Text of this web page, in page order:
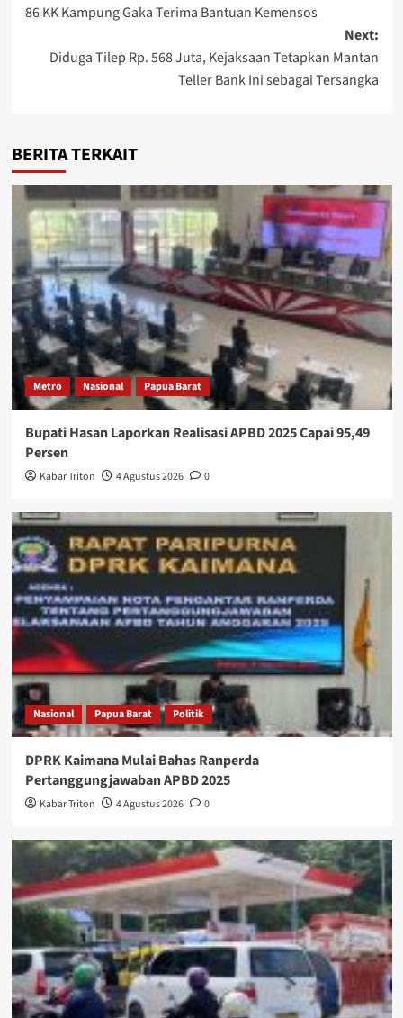
navigation
86 KK Kampung Gaka Terima Bantuan Kemensos
Next:
Diduga Tilep Rp. 568 Juta, Kejaksaan Tetapkan Mantan
Teller Bank Ini sebagai Tersangka
BERITA TERKAIT
Metro Nasional Papua Barat
Bupati Hasan Laporkan Realisasi APBD 2025 Capai 95,49
Persen
Kabar Triton 4 Agustus 2026 0
Nasional Papua Barat Politik
DPRK Kaimana Mulai Bahas Ranperda
Pertanggungjawaban APBD 2025
Kabar Triton 4 Agustus 2026 0